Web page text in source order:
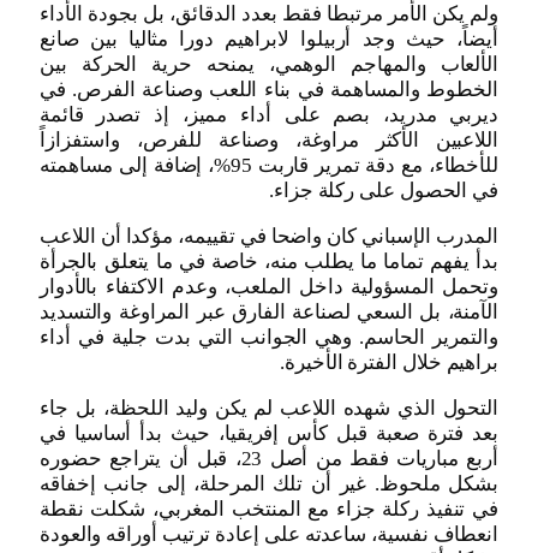
ولم يكن الأمر مرتبطا فقط بعدد الدقائق، بل بجودة الأداء
أيضاً، حيث وجد أربيلوا لابراهيم دورا مثاليا بين صانع
الألعاب والمهاجم الوهمي، يمنحه حرية الحركة بين
الخطوط والمساهمة في بناء اللعب وصناعة الفرص. في
ديربي مدريد، بصم على أداء مميز، إذ تصدر قائمة
اللاعبين الأكثر مراوغة، وصناعة للفرص، واستفزازاً
للأخطاء، مع دقة تمرير قاربت 95%، إضافة إلى مساهمته
في الحصول على ركلة جزاء.
المدرب الإسباني كان واضحا في تقييمه، مؤكدا أن اللاعب
بدأ يفهم تماما ما يطلب منه، خاصة في ما يتعلق بالجرأة
وتحمل المسؤولية داخل الملعب، وعدم الاكتفاء بالأدوار
الآمنة، بل السعي لصناعة الفارق عبر المراوغة والتسديد
والتمرير الحاسم. وهي الجوانب التي بدت جلية في أداء
براهيم خلال الفترة الأخيرة.
التحول الذي شهده اللاعب لم يكن وليد اللحظة، بل جاء
بعد فترة صعبة قبل كأس إفريقيا، حيث بدأ أساسيا في
أربع مباريات فقط من أصل 23، قبل أن يتراجع حضوره
بشكل ملحوظ. غير أن تلك المرحلة، إلى جانب إخفاقه
في تنفيذ ركلة جزاء مع المنتخب المغربي، شكلت نقطة
انعطاف نفسية، ساعدته على إعادة ترتيب أوراقه والعودة